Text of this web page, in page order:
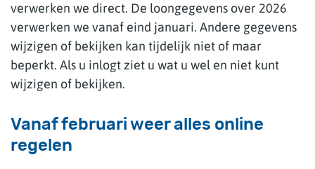
verwerken we direct. De loongegevens over 2026
verwerken we vanaf eind januari. Andere gegevens
wijzigen of bekijken kan tijdelijk niet of maar
beperkt. Als u inlogt ziet u wat u wel en niet kunt
wijzigen of bekijken.
Vanaf februari weer alles online
regelen